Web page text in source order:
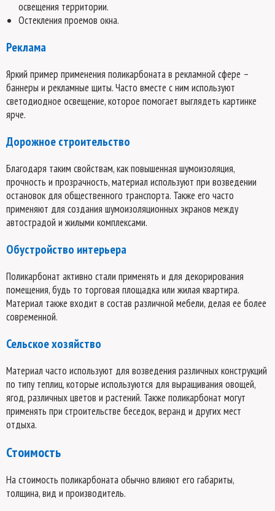
освещения территории.
Остекления проемов окна.
Реклама
Яркий пример применения поликарбоната в рекламной сфере –
баннеры и рекламные щиты. Часто вместе с ним используют
светодиодное освещение, которое помогает выглядеть картинке
ярче.
Дорожное строительство
Благодаря таким свойствам, как повышенная шумоизоляция,
прочность и прозрачность, материал используют при возведении
остановок для общественного транспорта. Также его часто
применяют для создания шумоизоляционных экранов между
автострадой и жилыми комплексами.
Обустройство интерьера
Поликарбонат активно стали применять и для декорирования
помещения, будь то торговая площадка или жилая квартира.
Материал также входит в состав различной мебели, делая ее более
современной.
Сельское хозяйство
Материал часто используют для возведения различных конструкций
по типу теплиц, которые используются для выращивания овощей,
ягод, различных цветов и растений. Также поликарбонат могут
применять при строительстве беседок, веранд и других мест
отдыха.
Стоимость
На стоимость поликарбоната обычно влияют его габариты,
толщина, вид и производитель.